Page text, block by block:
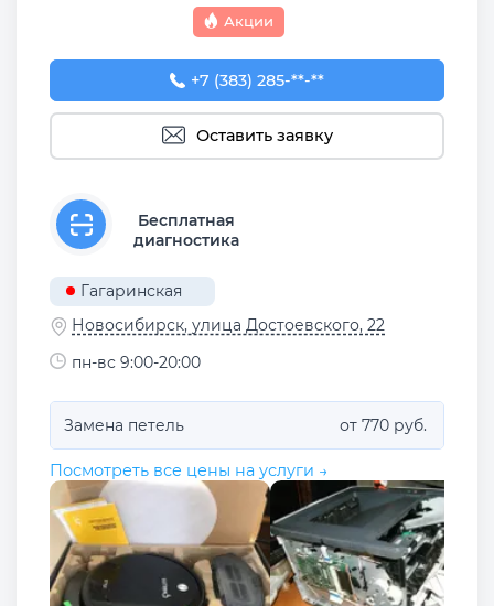
Акции
+7 (383) 285-96-21
+7 (383) 285-**-**
Оставить заявку
Бесплатная
диагностика
Гагаринская
Новосибирск, улица Достоевского, 22
пн-вс 9:00-20:00
Замена петель от 770 руб.
Посмотреть все цены на услуги →